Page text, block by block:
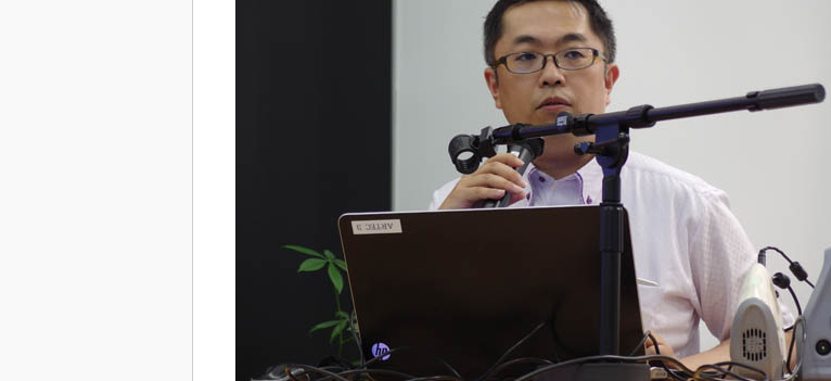
新型コロナへの対応